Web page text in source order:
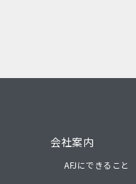
会社案内
AFJにできること